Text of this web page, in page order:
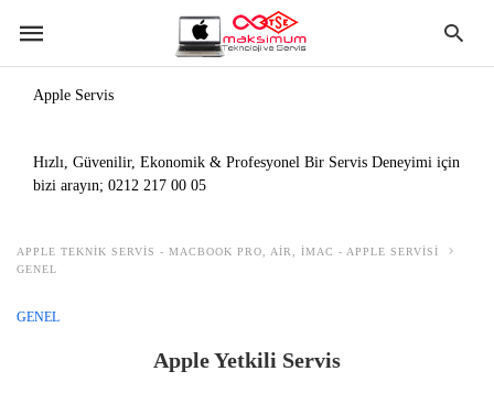
Apple Servis
Hızlı, Güvenilir, Ekonomik & Profesyonel Bir Servis Deneyimi için
bizi arayın; 0212 217 00 05
APPLE TEKNIK SERVIS - MACBOOK PRO, AIR, IMAC - APPLE SERVISI
GENEL
GENEL
Apple Yetkili Servis